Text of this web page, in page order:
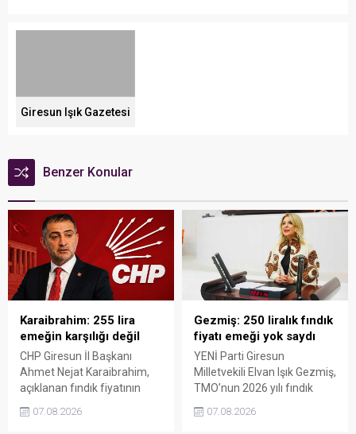
Giresun Işık Gazetesi
Benzer Konular
Karaibrahim: 255 lira
emeğin karşılığı değil
CHP Giresun İl Başkanı
Ahmet Nejat Karaibrahim,
açıklanan fındık fiyatının
karşısında yetersiz kaldığını
07.08.2026
Gezmiş: 250 liralık fındık
fiyatı emeği yok saydı
YENİ Parti Giresun
Milletvekili Elvan Işık Gezmiş,
TMO’nun 2026 yılı fındık
Açıklanan rakamın üreticinin
07.08.2026